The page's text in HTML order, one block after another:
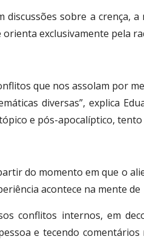
sobre a crença,
exclusivamente pela
que nos assolam por
diversas”, explica
e pós-apocalíptico,
do momento em que o
acontece na mente de
conflitos internos, em
e tecendo